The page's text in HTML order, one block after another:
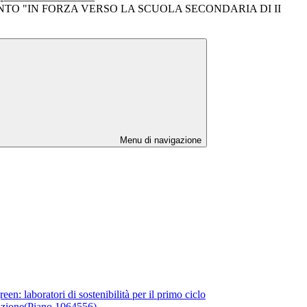
"IN FORZA VERSO LA SCUOLA SECONDARIA DI II
Menu di navigazione
laboratori di sostenibilità per il primo ciclo